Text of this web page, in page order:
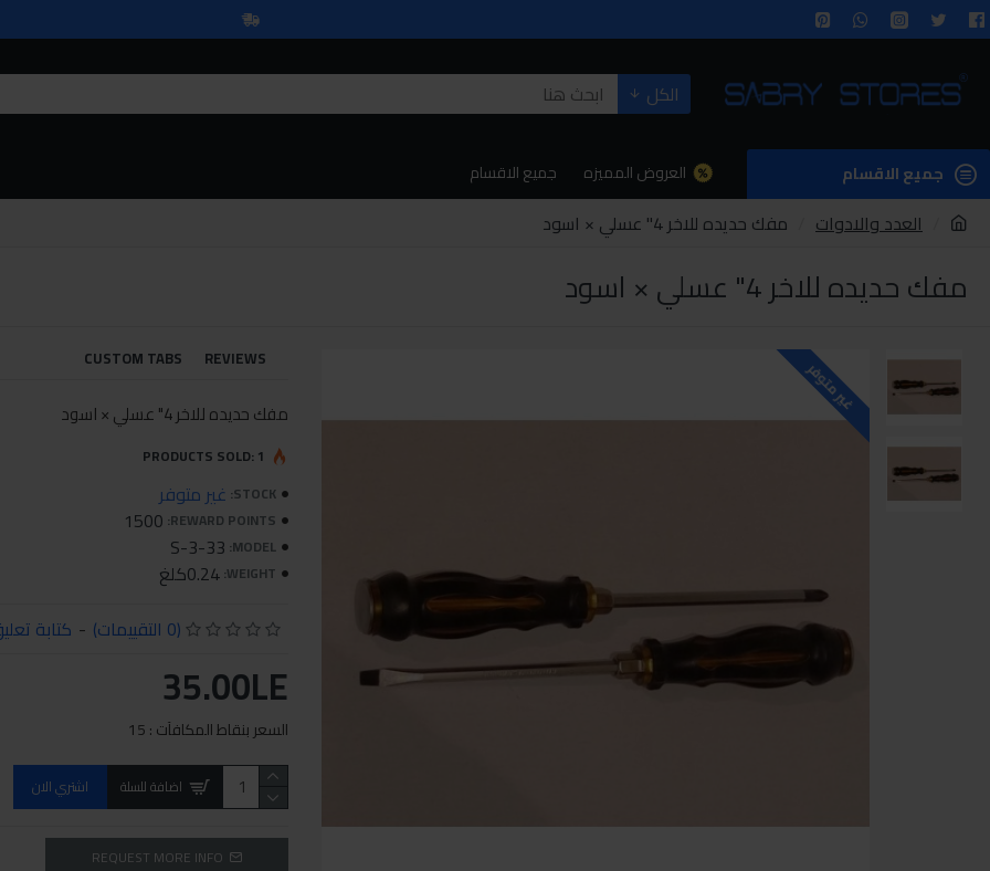
الكل
جميع الاقسام العروض المميزه جميع الاقسام
العدد والادوات مفك حديده للاخر 4" عسلي × اسود
مفك حديده للاخر 4" عسلي × اسود
غير متوفر REVIEWS
CUSTOM TABS
مفك حديده للاخر 4" عسلي × اسود
STOCK: غير متوفر
REWARD POINTS:
1500
MODEL:
S-3-33
WEIGHT: 0.24كلغ
PRODUCTS SOLD: 1
(0 التقييمات) - كتابة
35.00LE
السعر بنقاط المكافآت : 15
اضافة للسلة اشتري الان
REQUEST MORE INFO